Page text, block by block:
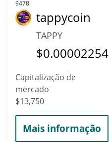
9478
tappycoin
TAPPY
$0.00002254
Capitalização de
mercado
$13,750
Mais informação